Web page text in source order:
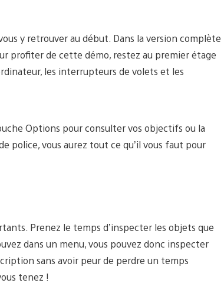
y retrouver au début. Dans la version complète
profiter de cette démo, restez au premier étage
les interrupteurs de volets et les
Options pour consulter vos objectifs ou la
police, vous aurez tout ce qu’il vous faut pour
Prenez le temps d’inspecter les objets que
dans un menu, vous pouvez donc inspecter
sans avoir peur de perdre un temps
tenez !